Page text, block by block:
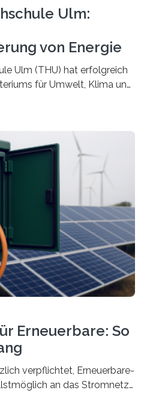
Ulm:
von Energie
Ulm (THU) hat erfolgreich
für Umwelt, Klima und
– Langzeitspeicherung in
des Projekts ist die
Demonstration von
Energiespeicherung in
Energiesystemen. Das
2025, hat eine Laufzeit
von rund 2,9
Millionen Euro durch das
und…
Erneuerbare: So
verpflichtet, Erneuerbare-
an das Stromnetz
nötige Netzausbau hinkt